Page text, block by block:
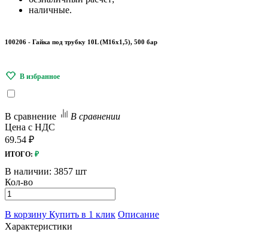
наличные.
100206 - Гайка под трубку 10L (М16х1,5), 500 бар
В сравнение
В сравнении
Цена с НДС
69.54 ₽
ИТОГО: ₽
В наличии: 3857 шт
Кол-во
В корзину Купить в 1 клик Описание
Характеристики